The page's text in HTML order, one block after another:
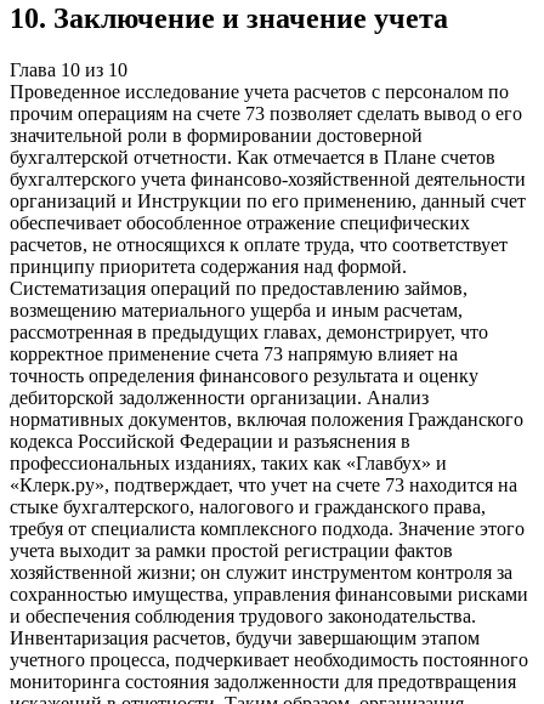
10. Заключение и значение учета
Глава 10 из 10
Проведенное исследование учета расчетов с персоналом по
прочим операциям на счете 73 позволяет сделать вывод о его
значительной роли в формировании достоверной
бухгалтерской отчетности. Как отмечается в Плане счетов
бухгалтерского учета финансово-хозяйственной деятельности
организаций и Инструкции по его применению, данный счет
обеспечивает обособленное отражение специфических
расчетов, не относящихся к оплате труда, что соответствует
принципу приоритета содержания над формой.
Систематизация операций по предоставлению займов,
возмещению материального ущерба и иным расчетам,
рассмотренная в предыдущих главах, демонстрирует, что
корректное применение счета 73 напрямую влияет на
точность определения финансового результата и оценку
дебиторской задолженности организации. Анализ
нормативных документов, включая положения Гражданского
кодекса Российской Федерации и разъяснения в
профессиональных изданиях, таких как «Главбух» и
«Клерк.ру», подтверждает, что учет на счете 73 находится на
стыке бухгалтерского, налогового и гражданского права,
требуя от специалиста комплексного подхода. Значение этого
учета выходит за рамки простой регистрации фактов
хозяйственной жизни; он служит инструментом контроля за
сохранностью имущества, управления финансовыми рисками
и обеспечения соблюдения трудового законодательства.
Инвентаризация расчетов, будучи завершающим этапом
учетного процесса, подчеркивает необходимость постоянного
мониторинга состояния задолженности для предотвращения